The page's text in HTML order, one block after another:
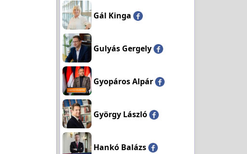
Gál Kinga
Gulyás Gergely
Gyopáros Alpár
György László
Hankó Balázs